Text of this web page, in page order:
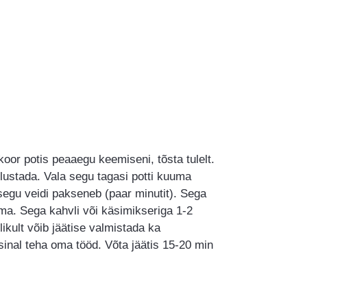
potis peaaegu keemiseni, tõsta tulelt.
Vala segu tagasi potti kuuma
veidi pakseneb (paar minutit). Sega
Sega kahvli või käsimikseriga 1-2
võib jäätise valmistada ka
teha oma tööd. Võta jäätis 15-20 min